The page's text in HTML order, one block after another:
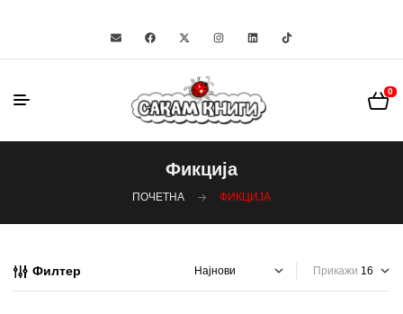
0
Фикција
ПОЧЕТНА ФИКЦИЈА
Филтер Прикажи